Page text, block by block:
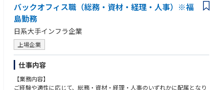
・社会インフラを支える事業に携わることで、業務の意義を実感しやすい
点
業務を通じて得られる、長期プロジェクトの推進力や関係者調整の経験、
許認可に関する知見は、分野を問わずさまざまなプロジェクトで活かしや
すく、長期的なキャリア形成にもつながります。
■キャリアパス：以下のようなキャリアパスを想定しています。
短期（1〜3年）：プロジェクトアシスタントやジュニアPMとして、プロ
ジェクトの管理業務を経験いただきます。プロジェクト全体の流れを理解
し、基本的なプロジェクト管理スキルを身につけていただきます。
・入社時に、ご希望と弊社の期待値をすり合わせ取り組んでいただきま
す。
・電力業界の知見を資料やメンバー、取締役からインプット。
（業界知見がなくとも、早期にキャチアップ、独り立ちができる体制をと
っています）
・OJT形式でフォローし、商談やプロジェクト同席からスタート。
方
・自らの経験に捉われない吸収力やアイデアと領域を制限しない向上心を
持っている方
・裁量や意思決定の責任やプレッシャーを力に変えて、成長したい方
・社内外に対して、公平公正を大切にし仕事に取り組める方
・未経験の事柄があっても、自ら調べ立案し、メンバーにフィードバック
をもらうことで解決策を見つけられる方
・チームとしてより良い成果を出すことにフォーカスできる方
・フルリモートという環境の中で、自己管理で仕事ができる方
バックオフィス職（総務・資材・経理・人事）※福
島勤務
日系大手インフラ企業
上場企業
仕事内容
【業務内容】
ご経験や適性に応じて、総務・資材・経理・人事のいずれかに配属となり